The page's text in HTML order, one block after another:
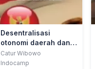
Desentralisasi
otonomi daerah dan
politik lokal di
Indonesia
Catur Wibowo
Indocamp